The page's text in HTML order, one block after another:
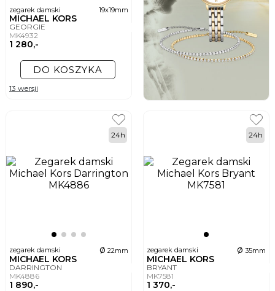
zegarek damski 19x19mm
MICHAEL KORS
GEORGIE
MK4932
1 280,-
DO KOSZYKA
13 wersji
zegarek damski ø 22mm
MICHAEL KORS
DARRINGTON
MK4886
1 890,-
24h
zegarek damski ø 35mm
MICHAEL KORS
BRYANT
MK7581
1 370,-
24h